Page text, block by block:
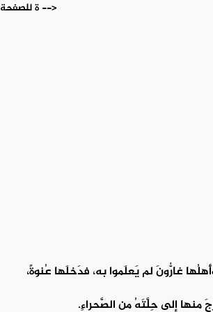
ة للصفحة -->
غارُّونَ لم يَعلَموا به، فدَخلَها عُنوةً،
منها إلى حِلَّتَهُ من الصَّحراءِ.